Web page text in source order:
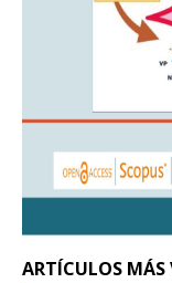
ARTÍCULOS MÁS